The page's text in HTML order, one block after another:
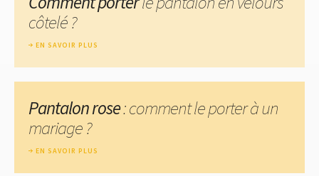
côtelé ?
EN SAVOIR PLUS
Pantalon rose: comment le porter à un
mariage ?
EN SAVOIR PLUS